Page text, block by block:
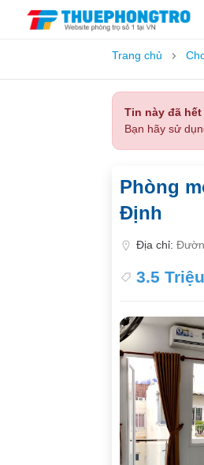
Trang chủ
Tin này đã
Bạn hãy sử
Phòng
Định
Địa chỉ:
3.5